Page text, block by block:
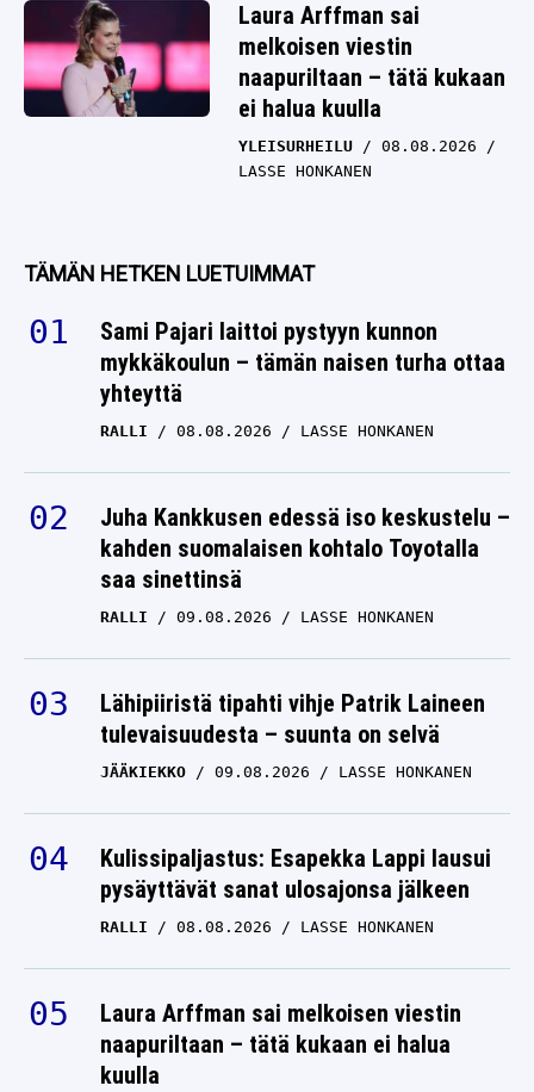
Laura Arffman sai
melkoisen viestin
naapuriltaan – tätä kukaan
ei halua kuulla
YLEISURHEILU
08.08.2026
LASSE HONKANEN
TÄMÄN HETKEN LUETUIMMAT
Sami Pajari laittoi pystyyn kunnon
mykkäkoulun – tämän naisen turha ottaa
yhteyttä
RALLI 08.08.2026 LASSE HONKANEN
Juha Kankkusen edessä iso keskustelu –
kahden suomalaisen kohtalo Toyotalla
saa sinettinsä
RALLI 09.08.2026 LASSE HONKANEN
Lähipiiristä tipahti vihje Patrik Laineen
tulevaisuudesta – suunta on selvä
JÄÄKIEKKO 09.08.2026 LASSE HONKANEN
Kulissipaljastus: Esapekka Lappi lausui
pysäyttävät sanat ulosajonsa jälkeen
RALLI 08.08.2026 LASSE HONKANEN
Laura Arffman sai melkoisen viestin
naapuriltaan – tätä kukaan ei halua
kuulla